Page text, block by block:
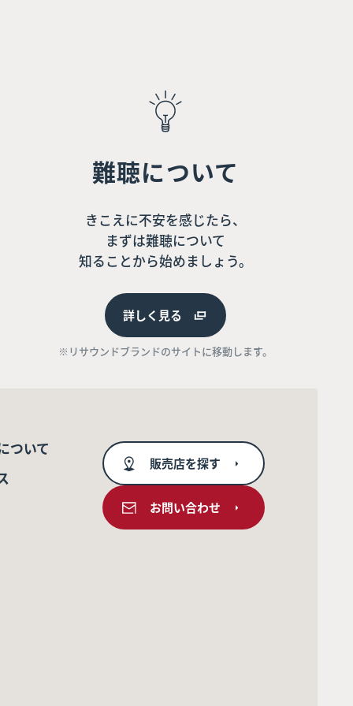
難聴について
きこえに不安を感じたら、
まずは難聴について
知ることから始めましょう。
詳しく見る
※リサウンドブランドのサイトに移動します。
ついて
販売店を探す
お問い合わせ